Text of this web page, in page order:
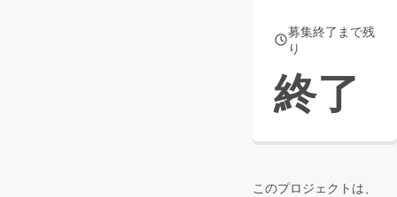
募集終了まで残
り
終了
このプロジェクトは、